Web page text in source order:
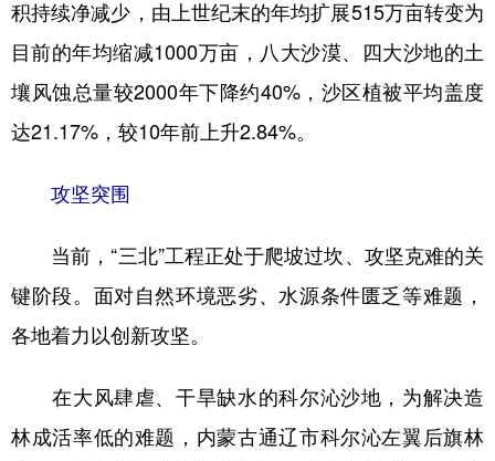
积持续净减少，由上世纪末的年均扩展515万亩转变为
目前的年均缩减1000万亩，八大沙漠、四大沙地的土
壤风蚀总量较2000年下降约40%，沙区植被平均盖度
达21.17%，较10年前上升2.84%。
攻坚突围
当前，“三北”工程正处于爬坡过坎、攻坚克难的关
键阶段。面对自然环境恶劣、水源条件匮乏等难题，
各地着力以创新攻坚。
在大风肆虐、干旱缺水的科尔沁沙地，为解决造
林成活率低的难题，内蒙古通辽市科尔沁左翼后旗林